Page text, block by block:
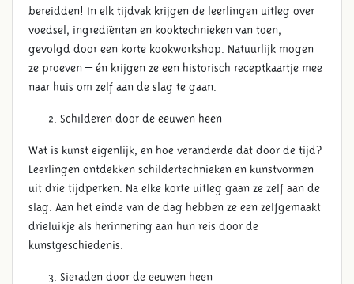
bereidden! In elk tijdvak krijgen de leerlingen uitleg over
voedsel, ingrediënten en kooktechnieken van toen,
gevolgd door een korte kookworkshop. Natuurlijk mogen
ze proeven – én krijgen ze een historisch receptkaartje mee
naar huis om zelf aan de slag te gaan.
Schilderen door de eeuwen heen
Wat is kunst eigenlijk, en hoe veranderde dat door de tijd?
Leerlingen ontdekken schildertechnieken en kunstvormen
uit drie tijdperken. Na elke korte uitleg gaan ze zelf aan de
slag. Aan het einde van de dag hebben ze een zelfgemaakt
drieluikje als herinnering aan hun reis door de
kunstgeschiedenis.
Sieraden door de eeuwen heen